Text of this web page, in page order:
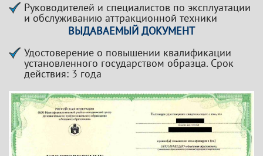
Руководителей и специалистов по эксплуатации
и обслуживанию аттракционной техники
ВЫДАВАЕМЫЙ ДОКУМЕНТ
Удостоверение о повышении квалификации
установленного государством образца. Срок
действия: 3 года